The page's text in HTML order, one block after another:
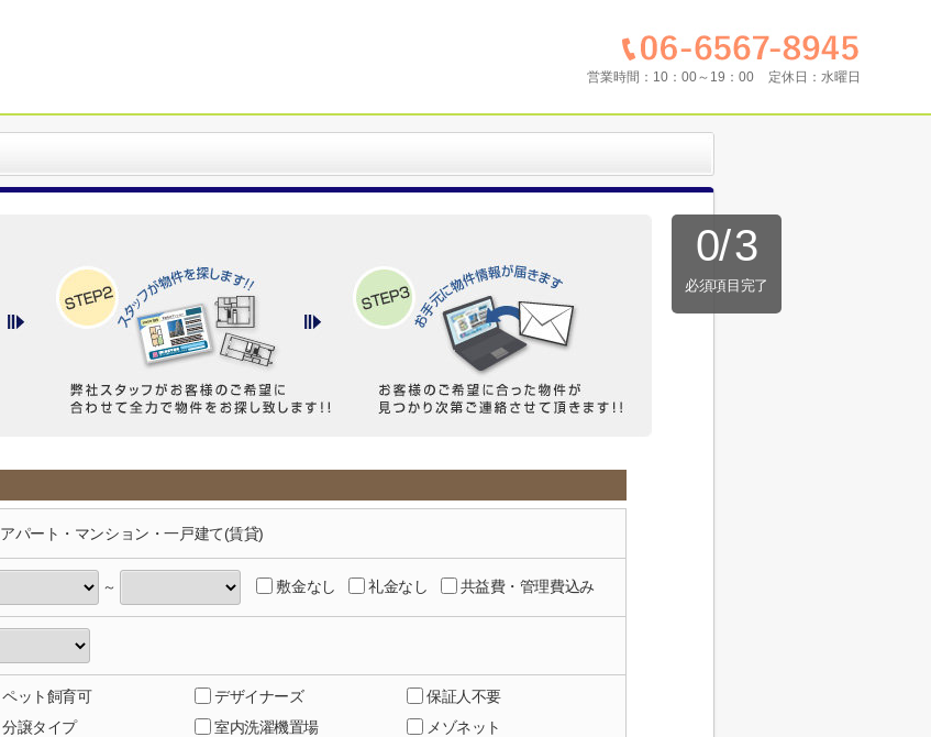
営業時間： 10：00～19：00 定休日： 水曜日
0/3
必須項目完了
アパート・マンション・一戸建て(賃貸)
～ 敷金なし 礼金なし 共益費・管理費込み
ペット飼育可 デザイナーズ
保証人不要
分譲タイプ
室内洗濯機置場
メゾネット